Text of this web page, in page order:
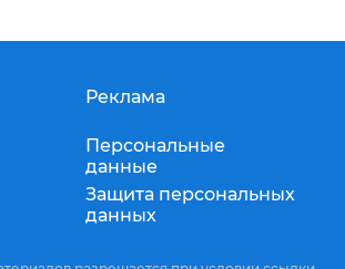
Реклама
Персональные
данные
Защита персональных
данных